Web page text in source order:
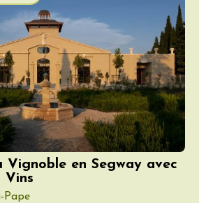
Vignoble en Segway avec
Vins
Pape